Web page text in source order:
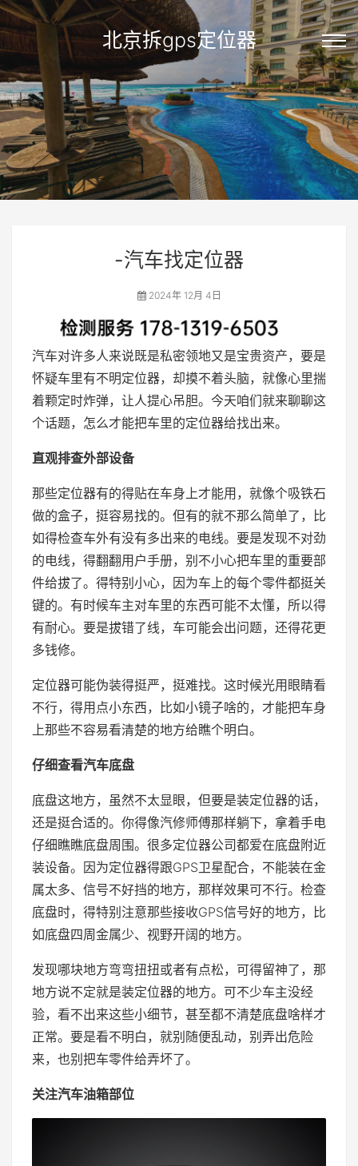
北京拆gps定位器
-汽车找定位器
2024年 12月 4日
汽车对许多人来说既是私密领地又是宝贵资产，要是
怀疑车里有不明定位器，却摸不着头脑，就像心里揣
着颗定时炸弹，让人提心吊胆。今天咱们就来聊聊这
个话题，怎么才能把车里的定位器给找出来。
直观排查外部设备
那些定位器有的得贴在车身上才能用，就像个吸铁石
做的盒子，挺容易找的。但有的就不那么简单了，比
如得检查车外有没有多出来的电线。要是发现不对劲
的电线，得翻翻用户手册，别不小心把车里的重要部
件给拔了。得特别小心，因为车上的每个零件都挺关
键的。有时候车主对车里的东西可能不太懂，所以得
有耐心。要是拔错了线，车可能会出问题，还得花更
多钱修。
定位器可能伪装得挺严，挺难找。这时候光用眼睛看
不行，得用点小东西，比如小镜子啥的，才能把车身
上那些不容易看清楚的地方给瞧个明白。
仔细查看汽车底盘
底盘这地方，虽然不太显眼，但要是装定位器的话，
还是挺合适的。你得像汽修师傅那样躺下，拿着手电
仔细瞧瞧底盘周围。很多定位器公司都爱在底盘附近
装设备。因为定位器得跟GPS卫星配合，不能装在金
属太多、信号不好挡的地方，那样效果可不行。检查
底盘时，得特别注意那些接收GPS信号好的地方，比
如底盘四周金属少、视野开阔的地方。
发现哪块地方弯弯扭扭或者有点松，可得留神了，那
地方说不定就是装定位器的地方。可不少车主没经
验，看不出来这些小细节，甚至都不清楚底盘啥样才
正常。要是看不明白，就别随便乱动，别弄出危险
来，也别把车零件给弄坏了。
关注汽车油箱部位